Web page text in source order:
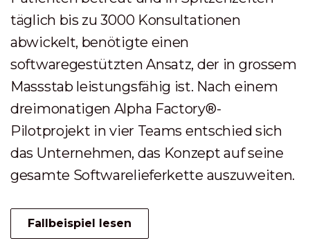
täglich bis zu 3000 Konsultationen
abwickelt, benötigte einen
softwaregestützten Ansatz, der in grossem
Massstab leistungsfähig ist. Nach einem
dreimonatigen Alpha Factory®-
Pilotprojekt in vier Teams entschied sich
das Unternehmen, das Konzept auf seine
gesamte Softwarelieferkette auszuweiten.
Fallbeispiel lesen